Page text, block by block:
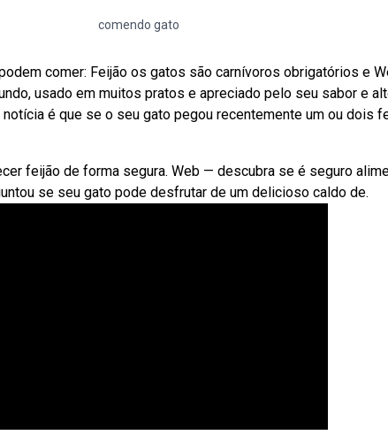
comendo gato
comer: Feijão os gatos são carnívoros obrigatórios e
usado em muitos pratos e apreciado pelo seu sabor e
é que se o seu gato pegou recentemente um ou dois
feijão de forma segura. Web — descubra se é seguro
se seu gato pode desfrutar de um delicioso caldo de.